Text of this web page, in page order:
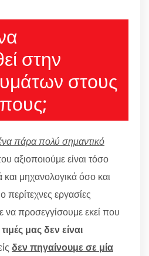
στην
στους
πάρα πολύ σημαντικό
αξιοποιούμε είναι τόσο
και μηχανολογικά όσο και
περίτεχνες εργασίες
προσεγγίσουμε εκεί που
τιμές μας δεν είναι
δεν πηγαίνουμε σε μία